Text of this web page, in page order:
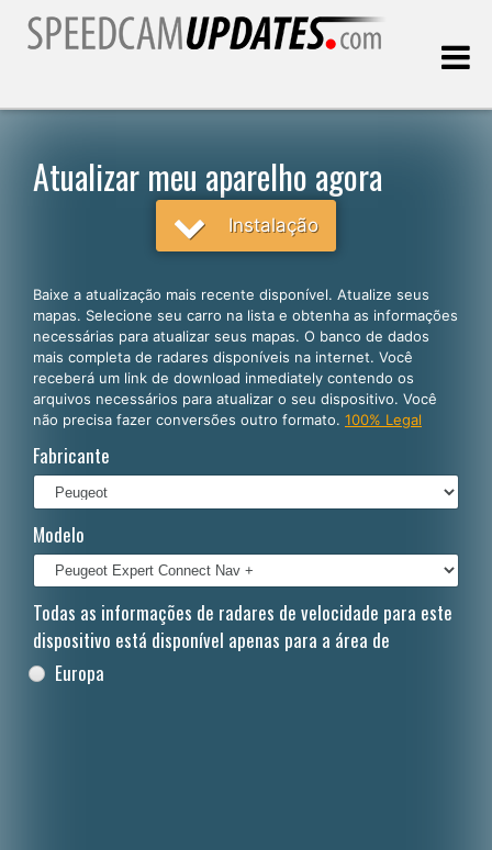
Português
English
Español
Français
Polski
Dansk
Atualizar meu aparelho agora
Instalação
Baixe a atualização mais recente disponível. Atualize seus
mapas. Selecione seu carro na lista e obtenha as informações
necessárias para atualizar seus mapas. O banco de dados
mais completa de radares disponíveis na internet. Você
receberá um link de download inmediately contendo os
arquivos necessários para atualizar o seu dispositivo. Você
não precisa fazer conversões outro formato. 100% Legal
Fabricante
Modelo
Todas as informações de radares de velocidade para este
dispositivo está disponível apenas para a área de
Europa